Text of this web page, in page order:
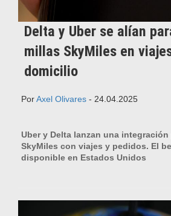
Delta y Uber se alían
millas SkyMiles en
domicilio
PorAxel Olivares - 24.04.2025
Uber y Delta lanzan una
SkyMiles con viajes y pedidos. El
disponible en Estados Unidos